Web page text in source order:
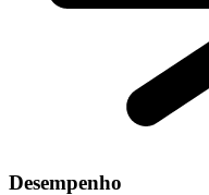
Desempenho